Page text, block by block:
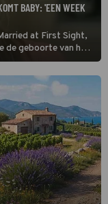
BABY: 'EEN WEEK
at First Sight,
geboorte van haar